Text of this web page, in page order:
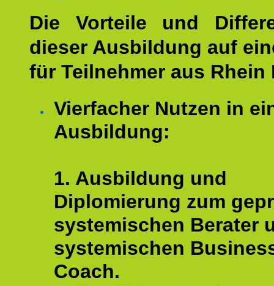
Die Vorteile und
dieser Ausbildung auf
für Teilnehmer aus Rhein
Vierfacher Nutzen in
Ausbildung:
1. Ausbildung und
Diplomierung zum
systemischen Berater
systemischen
Coach.